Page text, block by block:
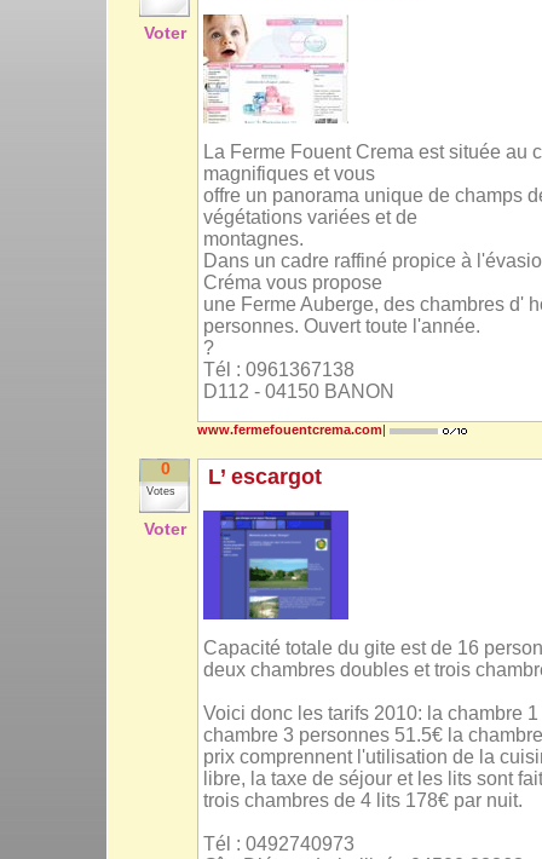
Voter
La Ferme Fouent Crema est située au
magnifiques et vous
offre un panorama unique de champs
végétations variées et de
montagnes.
Dans un cadre raffiné propice à
Créma vous propose
une Ferme Auberge, des chambres d'
personnes. Ouvert toute l'année.
?
Tél : 0961367138
D112 - 04150 BANON
www.fermefouentcrema.com
0
Votes
Voter
L’ escargot
Capacité totale du gite est de 16
deux chambres doubles et trois
Voici donc les tarifs 2010: la chambre
chambre 3 personnes 51.5€ la
prix comprennent l'utilisation de la
libre, la taxe de séjour et les lits sont
trois chambres de 4 lits 178€ par nuit.
Tél : 0492740973